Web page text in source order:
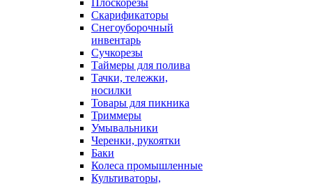
Плоскорезы
Скарификаторы
Снегоуборочный
инвентарь
Сучкорезы
Таймеры для полива
Тачки, тележки,
носилки
Товары для пикника
Триммеры
Умывальники
Черенки, рукоятки
Баки
Колеса промышленные
Культиваторы,